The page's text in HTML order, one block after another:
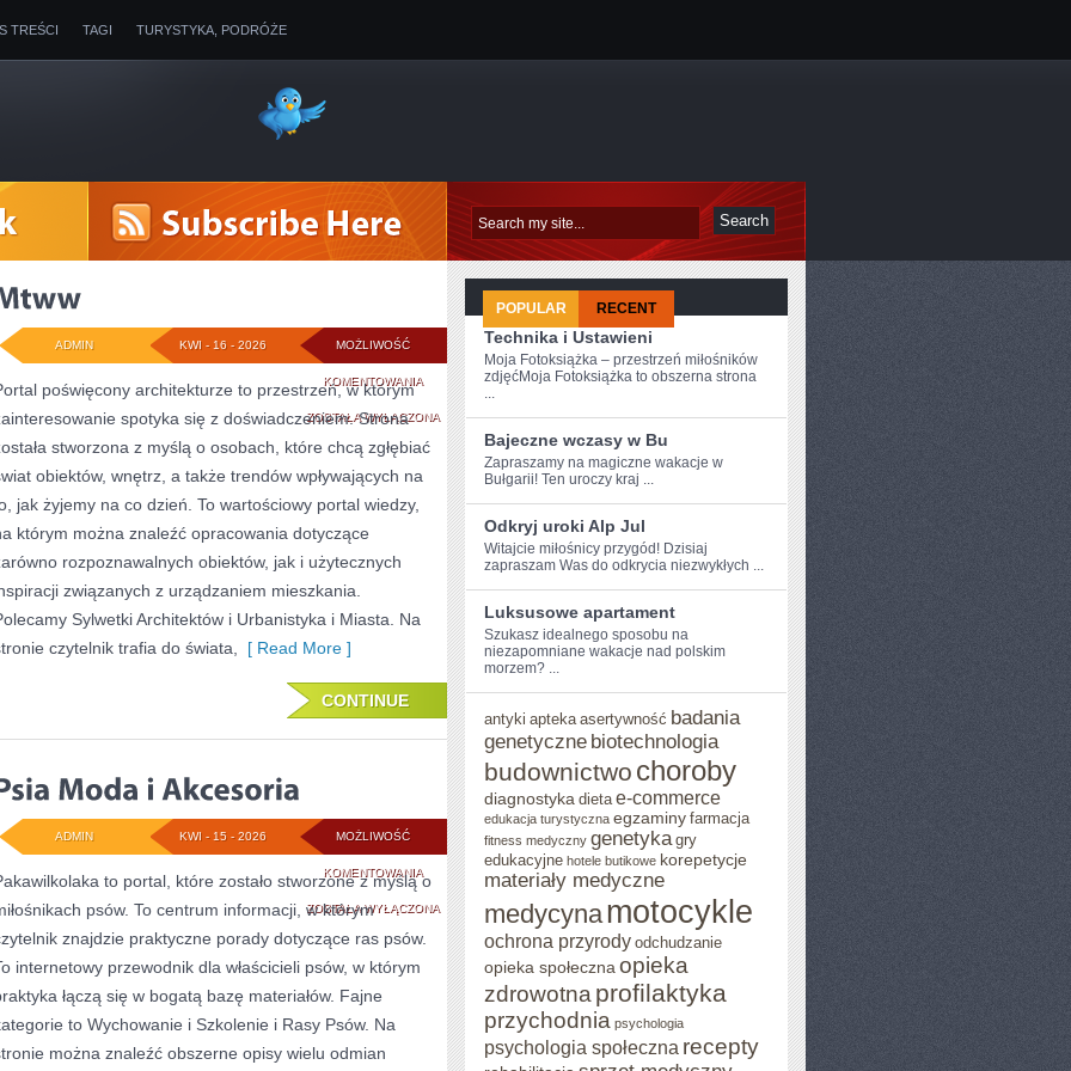
TREŚCI TAGI TURYSTYKA, PODRÓŻE
MOŻLIWOŚĆ
KOMENTOWANIAMTWW
ZOSTAŁA WYŁĄCZONA
KWI - 16 - 2026
ADMIN
poświęcony architekturze to przestrzeń, w którym
spotyka się z doświadczeniem. Strona
stworzona z myślą o osobach, które chcą zgłębiać
obiektów, wnętrz, a także trendów wpływających na
jak żyjemy na co dzień. To wartościowy portal wiedzy,
którym można znaleźć opracowania dotyczące
rozpoznawalnych obiektów, jak i użytecznych
związanych z urządzaniem mieszkania.
Sylwetki Architektów i Urbanistyka i Miasta. Na
czytelnik trafia do świata,
[ Read More ]
CONTINUE
MOŻLIWOŚĆ
KOMENTOWANIAPSIA
MODA
I
AKCESORIA
ZOSTAŁA WYŁĄCZONA
KWI - 15 - 2026
ADMIN
to portal, które zostało stworzone z myślą o
psów. To centrum informacji, w którym
znajdzie praktyczne porady dotyczące ras psów.
internetowy przewodnik dla właścicieli psów, w którym
łączą się w bogatą bazę materiałów. Fajne
to Wychowanie i Szkolenie i Rasy Psów. Na
można znaleźć obszerne opisy wielu odmian
POPULAR RECENT
Technika i Ustawieni
Moja Fotoksiążka – przestrzeń miłośników
zdjęćMoja Fotoksiążka to obszerna strona
...
Bajeczne wczasy w Bu
Zapraszamy na magiczne wakacje w​
Bułgarii! Ten uroczy⁤ kraj‌ ...
Odkryj uroki Alp Jul
Witajcie miłośnicy przygód!​ Dzisiaj
zapraszam ⁣Was do odkrycia ‍niezwykłych ...
Luksusowe apartament
Szukasz⁢ idealnego sposobu na
niezapomniane wakacje nad polskim
morzem? ...
antyki apteka asertywność badania
genetyczne biotechnologia
budownictwo choroby
diagnostyka dieta e-commerce
edukacja turystyczna egzaminy farmacja
fitness medyczny genetyka gry
edukacyjne hotele butikowe korepetycje
materiały medyczne
medycynamotocykle
ochrona przyrody odchudzanie
opieka społeczna opieka
zdrowotna profilaktyka
przychodnia psychologia
psychologia społeczna recepty